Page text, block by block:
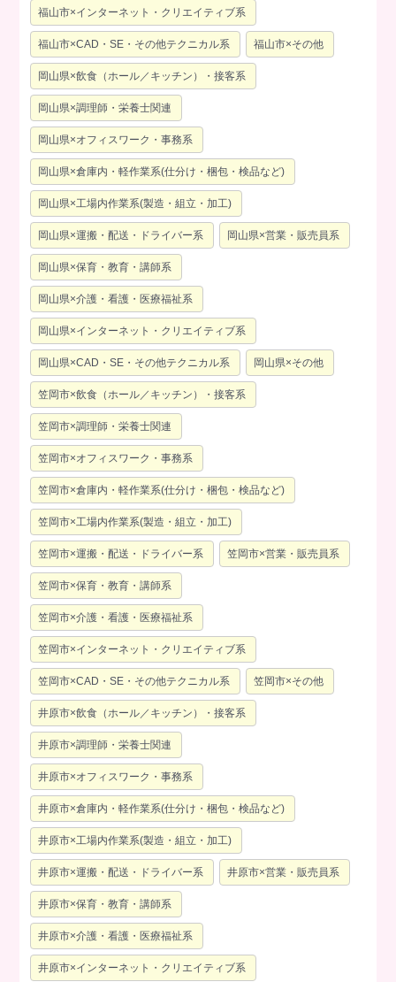
福山市×インターネット・クリエイティブ系
福山市×CAD・SE・その他テクニカル系 福山市×その他
岡山県×飲食（ホール／キッチン）・接客系
岡山県×調理師・栄養士関連
岡山県×オフィスワーク・事務系
岡山県×倉庫内・軽作業系(仕分け・梱包・検品など)
岡山県×工場内作業系(製造・組立・加工)
岡山県×運搬・配送・ドライバー系 岡山県×営業・販売員系
岡山県×保育・教育・講師系
岡山県×介護・看護・医療福祉系
岡山県×インターネット・クリエイティブ系
岡山県×CAD・SE・その他テクニカル系 岡山県×その他
笠岡市×飲食（ホール／キッチン）・接客系
笠岡市×調理師・栄養士関連
笠岡市×オフィスワーク・事務系
笠岡市×倉庫内・軽作業系(仕分け・梱包・検品など)
笠岡市×工場内作業系(製造・組立・加工)
笠岡市×運搬・配送・ドライバー系 笠岡市×営業・販売員系
笠岡市×保育・教育・講師系
笠岡市×介護・看護・医療福祉系
笠岡市×インターネット・クリエイティブ系
笠岡市×CAD・SE・その他テクニカル系 笠岡市×その他
井原市×飲食（ホール／キッチン）・接客系
井原市×調理師・栄養士関連
井原市×オフィスワーク・事務系
井原市×倉庫内・軽作業系(仕分け・梱包・検品など)
井原市×工場内作業系(製造・組立・加工)
井原市×運搬・配送・ドライバー系 井原市×営業・販売員系
井原市×保育・教育・講師系
井原市×介護・看護・医療福祉系
井原市×インターネット・クリエイティブ系